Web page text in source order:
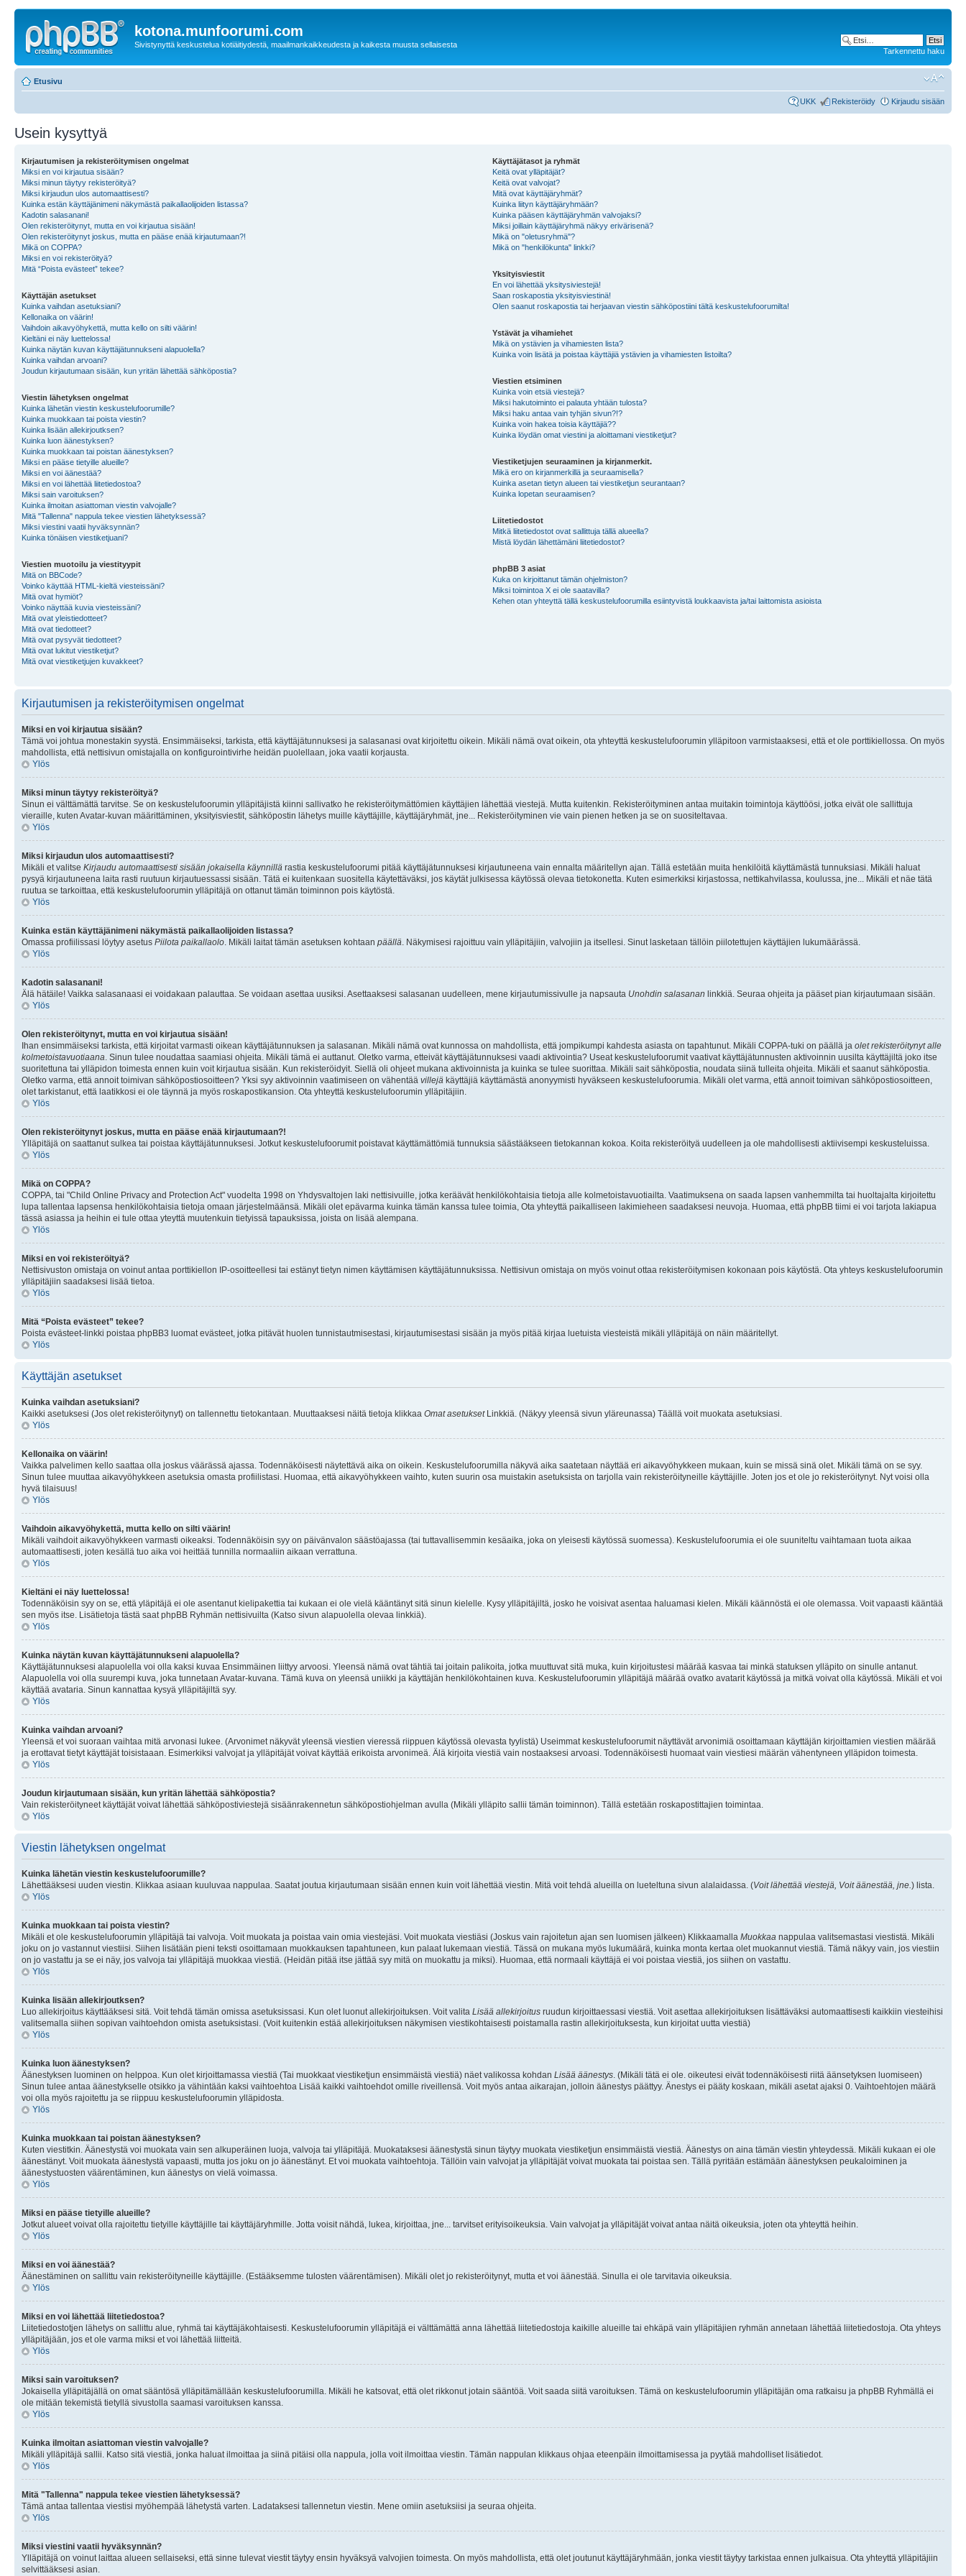
kotona.munfoorumi.com
Sivistynyttä keskustelua kotiäitiydestä, maailmankaikkeudesta ja kaikesta muusta sellaisesta
Tarkennettu haku
Etusivu
UKK Rekisteröidy Kirjaudu sisään
Usein kysyttyä
Kirjautumisen ja rekisteröitymisen ongelmat
Miksi en voi kirjautua sisään?
Miksi minun täytyy rekisteröityä?
Miksi kirjaudun ulos automaattisesti?
Kuinka estän käyttäjänimeni näkymästä paikallaolijoiden listassa?
Kadotin salasanani!
Olen rekisteröitynyt, mutta en voi kirjautua sisään!
Olen rekisteröitynyt joskus, mutta en pääse enää kirjautumaan?!
Mikä on COPPA?
Miksi en voi rekisteröityä?
Mitä “Poista evästeet” tekee?
Käyttäjän asetukset
Kuinka vaihdan asetuksiani?
Kellonaika on väärin!
Vaihdoin aikavyöhykettä, mutta kello on silti väärin!
Kieltäni ei näy luettelossa!
Kuinka näytän kuvan käyttäjätunnukseni alapuolella?
Kuinka vaihdan arvoani?
Joudun kirjautumaan sisään, kun yritän lähettää sähköpostia?
Viestin lähetyksen ongelmat
Kuinka lähetän viestin keskustelufoorumille?
Kuinka muokkaan tai poista viestin?
Kuinka lisään allekirjoutksen?
Kuinka luon äänestyksen?
Kuinka muokkaan tai poistan äänestyksen?
Miksi en pääse tietyille alueille?
Miksi en voi äänestää?
Miksi en voi lähettää liitetiedostoa?
Miksi sain varoituksen?
Kuinka ilmoitan asiattoman viestin valvojalle?
Mitä "Tallenna" nappula tekee viestien lähetyksessä?
Miksi viestini vaatii hyväksynnän?
Kuinka tönäisen viestiketjuani?
Viestien muotoilu ja viestityypit
Mitä on BBCode?
Voinko käyttää HTML-kieltä viesteissäni?
Mitä ovat hymiöt?
Voinko näyttää kuvia viesteissäni?
Mitä ovat yleistiedotteet?
Mitä ovat tiedotteet?
Mitä ovat pysyvät tiedotteet?
Mitä ovat lukitut viestiketjut?
Mitä ovat viestiketjujen kuvakkeet?
Käyttäjätasot ja ryhmät
Keitä ovat ylläpitäjät?
Keitä ovat valvojat?
Mitä ovat käyttäjäryhmät?
Kuinka liityn käyttäjäryhmään?
Kuinka pääsen käyttäjäryhmän valvojaksi?
Miksi joillain käyttäjäryhmä näkyy erivärisenä?
Mikä on "oletusryhmä"?
Mikä on "henkilökunta" linkki?
Yksityisviestit
En voi lähettää yksitysiviestejä!
Saan roskapostia yksityisviestinä!
Olen saanut roskapostia tai herjaavan viestin sähköpostiini tältä keskustelufoorumilta!
Ystävät ja vihamiehet
Mikä on ystävien ja vihamiesten lista?
Kuinka voin lisätä ja poistaa käyttäjiä ystävien ja vihamiesten listoilta?
Viestien etsiminen
Kuinka voin etsiä viestejä?
Miksi hakutoiminto ei palauta yhtään tulosta?
Miksi haku antaa vain tyhjän sivun?!?
Kuinka voin hakea toisia käyttäjiä??
Kuinka löydän omat viestini ja aloittamani viestiketjut?
Viestiketjujen seuraaminen ja kirjanmerkit.
Mikä ero on kirjanmerkillä ja seuraamisella?
Kuinka asetan tietyn alueen tai viestiketjun seurantaan?
Kuinka lopetan seuraamisen?
Liitetiedostot
Mitkä liitetiedostot ovat sallittuja tällä alueella?
Mistä löydän lähettämäni liitetiedostot?
phpBB 3 asiat
Kuka on kirjoittanut tämän ohjelmiston?
Miksi toimintoa X ei ole saatavilla?
Kehen otan yhteyttä tällä keskustelufoorumilla esiintyvistä loukkaavista ja/tai laittomista asioista
Kirjautumisen ja rekisteröitymisen ongelmat
Miksi en voi kirjautua sisään?
Tämä voi johtua monestakin syystä. Ensimmäiseksi, tarkista, että käyttäjätunnuksesi ja salasanasi ovat kirjoitettu oikein. Mikäli nämä ovat oikein, ota yhteyttä keskustelufoorumin ylläpitoon varmistaaksesi, että et ole porttikiellossa. On myös
mahdollista, että nettisivun omistajalla on konfigurointivirhe heidän puolellaan, joka vaatii korjausta.
Ylös
Miksi minun täytyy rekisteröityä?
Sinun ei välttämättä tarvitse. Se on keskustelufoorumin ylläpitäjistä kiinni sallivatko he rekisteröitymättömien käyttäjien lähettää viestejä. Mutta kuitenkin. Rekisteröityminen antaa muitakin toimintoja käyttöösi, jotka eivät ole sallittuja
vieraille, kuten Avatar-kuvan määrittäminen, yksityisviestit, sähköpostin lähetys muille käyttäjille, käyttäjäryhmät, jne... Rekisteröityminen vie vain pienen hetken ja se on suositeltavaa.
Ylös
Miksi kirjaudun ulos automaattisesti?
Mikäli et valitse Kirjaudu automaattisesti sisään jokaisella käynnillä rastia keskustelufoorumi pitää käyttäjätunnuksesi kirjautuneena vain ennalta määritellyn ajan. Tällä estetään muita henkilöitä käyttämästä tunnuksiasi. Mikäli haluat
pysyä kirjautuneena laita rasti ruutuun kirjautuessassi sisään. Tätä ei kuitenkaan suositella käytettäväksi, jos käytät julkisessa käytössä olevaa tietokonetta. Kuten esimerkiksi kirjastossa, nettikahvilassa, koulussa, jne... Mikäli et näe tätä
ruutua se tarkoittaa, että keskustelufoorumin ylläpitäjä on ottanut tämän toiminnon pois käytöstä.
Ylös
Kuinka estän käyttäjänimeni näkymästä paikallaolijoiden listassa?
Omassa profiilissasi löytyy asetus Piilota paikallaolo . Mikäli laitat tämän asetuksen kohtaan päällä . Näkymisesi rajoittuu vain ylläpitäjiin, valvojiin ja itsellesi. Sinut lasketaan tällöin piilotettujen käyttäjien lukumäärässä.
Ylös
Kadotin salasanani!
Älä hätäile! Vaikka salasanaasi ei voidakaan palauttaa. Se voidaan asettaa uusiksi. Asettaaksesi salasanan uudelleen, mene kirjautumissivulle ja napsauta Unohdin salasanan linkkiä. Seuraa ohjeita ja pääset pian kirjautumaan sisään.
Ylös
Olen rekisteröitynyt, mutta en voi kirjautua sisään!
Ihan ensimmäiseksi tarkista, että kirjoitat varmasti oikean käyttäjätunnuksen ja salasanan. Mikäli nämä ovat kunnossa on mahdollista, että jompikumpi kahdesta asiasta on tapahtunut. Mikäli COPPA-tuki on päällä ja olet rekisteröitynyt alle
kolmetoistavuotiaana . Sinun tulee noudattaa saamiasi ohjeita. Mikäli tämä ei auttanut. Oletko varma, etteivät käyttäjätunnuksesi vaadi aktivointia? Useat keskustelufoorumit vaativat käyttäjätunnusten aktivoinnin uusilta käyttäjiltä joko itse
suoritettuna tai ylläpidon toimesta ennen kuin voit kirjautua sisään. Kun rekisteröidyit. Siellä oli ohjeet mukana aktivoinnista ja kuinka se tulee suorittaa. Mikäli sait sähköpostia, noudata siinä tulleita ohjeita. Mikäli et saanut sähköpostia.
Oletko varma, että annoit toimivan sähköpostiosoitteen? Yksi syy aktivoinnin vaatimiseen on vähentää villejä käyttäjiä käyttämästä anonyymisti hyväkseen keskustelufoorumia. Mikäli olet varma, että annoit toimivan sähköpostiosoitteen,
olet tarkistanut, että laatikkosi ei ole täynnä ja myös roskapostikansion. Ota yhteyttä keskustelufoorumin ylläpitäjiin.
Ylös
Olen rekisteröitynyt joskus, mutta en pääse enää kirjautumaan?!
Ylläpitäjä on saattanut sulkea tai poistaa käyttäjätunnuksesi. Jotkut keskustelufoorumit poistavat käyttämättömiä tunnuksia säästääkseen tietokannan kokoa. Koita rekisteröityä uudelleen ja ole mahdollisesti aktiivisempi keskusteluissa.
Ylös
Mikä on COPPA?
COPPA, tai "Child Online Privacy and Protection Act" vuodelta 1998 on Yhdysvaltojen laki nettisivuille, jotka keräävät henkilökohtaisia tietoja alle kolmetoistavuotiailta. Vaatimuksena on saada lapsen vanhemmilta tai huoltajalta kirjoitettu
lupa tallentaa lapsensa henkilökohtaisia tietoja omaan järjestelmäänsä. Mikäli olet epävarma kuinka tämän kanssa tulee toimia, Ota yhteyttä paikalliseen lakimieheen saadaksesi neuvoja. Huomaa, että phpBB tiimi ei voi tarjota lakiapua
tässä asiassa ja heihin ei tule ottaa yteyttä muutenkuin tietyissä tapauksissa, joista on lisää alempana.
Ylös
Miksi en voi rekisteröityä?
Nettisivuston omistaja on voinut antaa porttikiellon IP-osoitteellesi tai estänyt tietyn nimen käyttämisen käyttäjätunnuksissa. Nettisivun omistaja on myös voinut ottaa rekisteröitymisen kokonaan pois käytöstä. Ota yhteys keskustelufoorumin
ylläpitäjiin saadaksesi lisää tietoa.
Ylös
Mitä “Poista evästeet” tekee?
Poista evästeet-linkki poistaa phpBB3 luomat evästeet, jotka pitävät huolen tunnistautmisestasi, kirjautumisestasi sisään ja myös pitää kirjaa luetuista viesteistä mikäli ylläpitäjä on näin määritellyt.
Ylös
Käyttäjän asetukset
Kuinka vaihdan asetuksiani?
Kaikki asetuksesi (Jos olet rekisteröitynyt) on tallennettu tietokantaan. Muuttaaksesi näitä tietoja klikkaa Omat asetuksetLinkkiä. (Näkyy yleensä sivun yläreunassa) Täällä voit muokata asetuksiasi.
Ylös
Kellonaika on väärin!
Vaikka palvelimen kello saattaa olla joskus väärässä ajassa. Todennäköisesti näytettävä aika on oikein. Keskustelufoorumilla näkyvä aika saatetaan näyttää eri aikavyöhykkeen mukaan, kuin se missä sinä olet. Mikäli tämä on se syy.
Sinun tulee muuttaa aikavyöhykkeen asetuksia omasta profiilistasi. Huomaa, että aikavyöhykkeen vaihto, kuten suurin osa muistakin asetuksista on tarjolla vain rekisteröityneille käyttäjille. Joten jos et ole jo rekisteröitynyt. Nyt voisi olla
hyvä tilaisuus!
Ylös
Vaihdoin aikavyöhykettä, mutta kello on silti väärin!
Mikäli vaihdoit aikavyöhykkeen varmasti oikeaksi. Todennäköisin syy on päivänvalon säästöajassa (tai tuttavallisemmin kesäaika, joka on yleisesti käytössä suomessa). Keskustelufoorumia ei ole suuniteltu vaihtamaan tuota aikaa
automaattisesti, joten kesällä tuo aika voi heittää tunnilla normaaliin aikaan verrattuna.
Ylös
Kieltäni ei näy luettelossa!
Todennäköisin syy on se, että yläpitäjä ei ole asentanut kielipakettia tai kukaan ei ole vielä kääntänyt sitä sinun kielelle. Kysy ylläpitäjiltä, josko he voisivat asentaa haluamasi kielen. Mikäli käännöstä ei ole olemassa. Voit vapaasti kääntää
sen myös itse. Lisätietoja tästä saat phpBB Ryhmän nettisivuilta (Katso sivun alapuolella olevaa linkkiä).
Ylös
Kuinka näytän kuvan käyttäjätunnukseni alapuolella?
Käyttäjätunnuksesi alapuolella voi olla kaksi kuvaa Ensimmäinen liittyy arvoosi. Yleensä nämä ovat tähtiä tai joitain palikoita, jotka muuttuvat sitä muka, kuin kirjoitustesi määrää kasvaa tai minkä statuksen ylläpito on sinulle antanut.
Alapuolella voi olla suurempi kuva, joka tunnetaan Avatar-kuvana. Tämä kuva on yleensä uniikki ja käyttäjän henkilökohtainen kuva. Keskustelufoorumin ylläpitäjä määrää ovatko avatarit käytössä ja mitkä voivat olla käytössä. Mikäli et voi
käyttää avataria. Sinun kannattaa kysyä ylläpitäjiltä syy.
Ylös
Kuinka vaihdan arvoani?
Yleensä et voi suoraan vaihtaa mitä arvonasi lukee. (Arvonimet näkyvät yleensä viestien vieressä riippuen käytössä olevasta tyylistä) Useimmat keskustelufoorumit näyttävät arvonimiä osoittamaan käyttäjän kirjoittamien viestien määrää
ja erottavat tietyt käyttäjät toisistaaan. Esimerkiksi valvojat ja ylläpitäjät voivat käyttää erikoista arvonimeä. Älä kirjoita viestiä vain nostaaksesi arvoasi. Todennäköisesti huomaat vain viestiesi määrän vähentyneen ylläpidon toimesta.
Ylös
Joudun kirjautumaan sisään, kun yritän lähettää sähköpostia?
Vain rekisteröityneet käyttäjät voivat lähettää sähköpostiviestejä sisäänrakennetun sähköpostiohjelman avulla (Mikäli ylläpito sallii tämän toiminnon). Tällä estetään roskapostittajien toimintaa.
Ylös
Viestin lähetyksen ongelmat
Kuinka lähetän viestin keskustelufoorumille?
Lähettääksesi uuden viestin. Klikkaa asiaan kuuluvaa nappulaa. Saatat joutua kirjautumaan sisään ennen kuin voit lähettää viestin. Mitä voit tehdä alueilla on lueteltuna sivun alalaidassa. (Voit lähettää viestejä, Voit äänestää, jne. ) lista.
Ylös
Kuinka muokkaan tai poista viestin?
Mikäli et ole keskustelufoorumin ylläpitäjä tai valvoja. Voit muokata ja poistaa vain omia viestejäsi. Voit muokata viestiäsi (Joskus vain rajoitetun ajan sen luomisen jälkeen) Klikkaamalla Muokkaa nappulaa valitsemastasi viestistä. Mikäli
joku on jo vastannut viestiisi. Siihen lisätään pieni teksti osoittamaan muokkauksen tapahtuneen, kun palaat lukemaan viestiä. Tässä on mukana myös lukumäärä, kuinka monta kertaa olet muokannut viestiä. Tämä näkyy vain, jos viestiin
on jo vastattu ja se ei näy, jos valvoja tai ylläpitäjä muokkaa viestiä. (Heidän pitää itse jättää syy mitä on muokattu ja miksi). Huomaa, että normaali käyttäjä ei voi poistaa viestiä, jos siihen on vastattu.
Ylös
Kuinka lisään allekirjoutksen?
Luo allekirjoitus käyttääksesi sitä. Voit tehdä tämän omissa asetuksissasi. Kun olet luonut allekirjoituksen. Voit valita Lisää allekirjoitus ruudun kirjoittaessasi viestiä. Voit asettaa allekirjoituksen lisättäväksi automaattisesti kaikkiin viesteihisi
valitsemalla siihen sopivan vaihtoehdon omista asetuksistasi. (Voit kuitenkin estää allekirjoituksen näkymisen viestikohtaisesti poistamalla rastin allekirjoituksesta, kun kirjoitat uutta viestiä)
Ylös
Kuinka luon äänestyksen?
Äänestyksen luominen on helppoa. Kun olet kirjoittamassa viestiä (Tai muokkaat viestiketjun ensimmäistä viestiä) näet valikossa kohdan Lisää äänestys . (Mikäli tätä ei ole. oikeutesi eivät todennäköisesti riitä äänsetyksen luomiseen)
Sinun tulee antaa äänestykselle otsikko ja vähintään kaksi vaihtoehtoa Lisää kaikki vaihtoehdot omille riveillensä. Voit myös antaa aikarajan, jolloin äänestys päättyy. Änestys ei pääty koskaan, mikäli asetat ajaksi 0. Vaihtoehtojen määrä
voi olla myös rajoitettu ja se riippuu keskustelufoorumin ylläpidosta.
Ylös
Kuinka muokkaan tai poistan äänestyksen?
Kuten viestitkin. Äänestystä voi muokata vain sen alkuperäinen luoja, valvoja tai ylläpitäjä. Muokataksesi äänestystä sinun täytyy muokata viestiketjun ensimmäistä viestiä. Äänestys on aina tämän viestin yhteydessä. Mikäli kukaan ei ole
äänestänyt. Voit muokata äänestystä vapaasti, mutta jos joku on jo äänestänyt. Et voi muokata vaihtoehtoja. Tällöin vain valvojat ja ylläpitäjät voivat muokata tai poistaa sen. Tällä pyritään estämään äänestyksen peukaloiminen ja
äänestystuosten väärentäminen, kun äänestys on vielä voimassa.
Ylös
Miksi en pääse tietyille alueille?
Jotkut alueet voivat olla rajoitettu tietyille käyttäjille tai käyttäjäryhmille. Jotta voisit nähdä, lukea, kirjoittaa, jne... tarvitset erityisoikeuksia. Vain valvojat ja ylläpitäjät voivat antaa näitä oikeuksia, joten ota yhteyttä heihin.
Ylös
Miksi en voi äänestää?
Äänestäminen on sallittu vain rekisteröityneille käyttäjille. (Estääksemme tulosten väärentämisen). Mikäli olet jo rekisteröitynyt, mutta et voi äänestää. Sinulla ei ole tarvitavia oikeuksia.
Ylös
Miksi en voi lähettää liitetiedostoa?
Liitetiedostotjen lähetys on sallittu alue, ryhmä tai käyttäjäkohtaisesti. Keskustelufoorumin ylläpitäjä ei välttämättä anna lähettää liitetiedostoja kaikille alueille tai ehkäpä vain ylläpitäjien ryhmän annetaan lähettää liitetiedostoja. Ota yhteys
ylläpitäjään, jos et ole varma miksi et voi lähettää liitteitä.
Ylös
Miksi sain varoituksen?
Jokaisella ylläpitäjällä on omat sääntösä ylläpitämällään keskustelufoorumilla. Mikäli he katsovat, että olet rikkonut jotain sääntöä. Voit saada siitä varoituksen. Tämä on keskustelufoorumin ylläpitäjän oma ratkaisu ja phpBB Ryhmällä ei
ole mitään tekemistä tietyllä sivustolla saamasi varoituksen kanssa.
Ylös
Kuinka ilmoitan asiattoman viestin valvojalle?
Mikäli ylläpitäjä sallii. Katso sitä viestiä, jonka haluat ilmoittaa ja siinä pitäisi olla nappula, jolla voit ilmoittaa viestin. Tämän nappulan klikkaus ohjaa eteenpäin ilmoittamisessa ja pyytää mahdolliset lisätiedot.
Ylös
Mitä "Tallenna" nappula tekee viestien lähetyksessä?
Tämä antaa tallentaa viestisi myöhempää lähetystä varten. Ladataksesi tallennetun viestin. Mene omiin asetuksiisi ja seuraa ohjeita.
Ylös
Miksi viestini vaatii hyväksynnän?
Ylläpitäjä on voinut laittaa alueen sellaiseksi, että sinne tulevat viestit täytyy ensin hyväksyä valvojien toimesta. On myös mahdollista, että olet joutunut käyttäjäryhmään, jonka viestit täytyy tarkistaa ennen julkaisua. Ota yhteyttä ylläpitäjiin
selvittääksesi asian.